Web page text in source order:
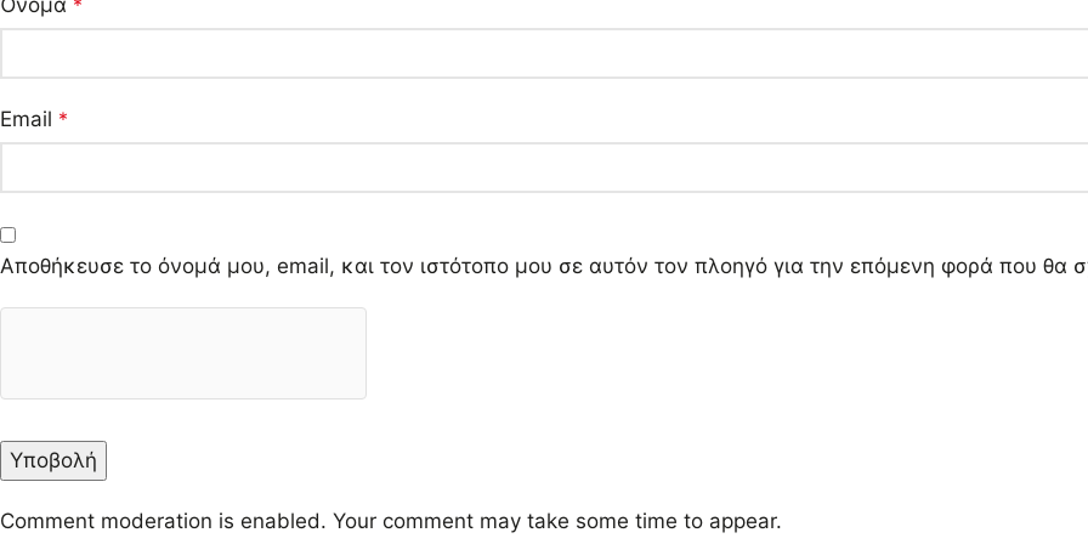
Όνομα *
Email *
Αποθήκευσε το όνομά μου, email, και τον ιστότοπο μου σε αυτόν τον πλοηγό για την επόμενη φορά που θα
Comment moderation is enabled. Your comment may take some time to appear.